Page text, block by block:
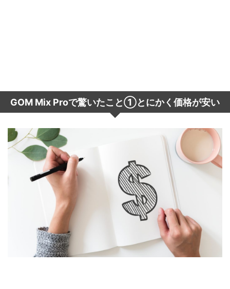
GOM Mix Proで驚いたこと①とにかく価格が安い